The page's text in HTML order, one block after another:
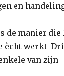
en
de manier
ècht werkt.
van zijn